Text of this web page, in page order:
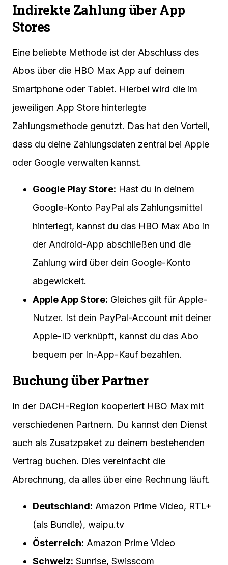
Indirekte Zahlung über App
Stores
Eine beliebte Methode ist der Abschluss des
Abos über die HBO Max App auf deinem
Smartphone oder Tablet. Hierbei wird die im
jeweiligen App Store hinterlegte
Zahlungsmethode genutzt. Das hat den Vorteil,
dass du deine Zahlungsdaten zentral bei Apple
oder Google verwalten kannst.
Google Play Store: Hast du in deinem
Google-Konto PayPal als Zahlungsmittel
hinterlegt, kannst du das HBO Max Abo in
der Android-App abschließen und die
Zahlung wird über dein Google-Konto
abgewickelt.
Apple App Store: Gleiches gilt für Apple-
Nutzer. Ist dein PayPal-Account mit deiner
Apple-ID verknüpft, kannst du das Abo
bequem per In-App-Kauf bezahlen.
Buchung über Partner
In der DACH-Region kooperiert HBO Max mit
verschiedenen Partnern. Du kannst den Dienst
auch als Zusatzpaket zu deinem bestehenden
Vertrag buchen. Dies vereinfacht die
Abrechnung, da alles über eine Rechnung läuft.
Deutschland: Amazon Prime Video, RTL+
(als Bundle), waipu.tv
Österreich: Amazon Prime Video
Schweiz: Sunrise, Swisscom